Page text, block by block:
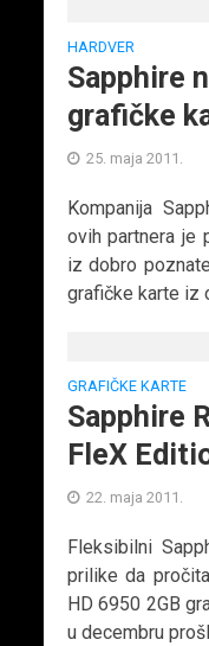
HARDVER
Sapphire
grafičke
25. maja 2011.
Kompanija
ovih partnera je
iz dobro
grafičke karte iz
GRAFIČKE KARTE
Sapphire
FleX
22. maja 2011.
Fleksibilni
prilike da
HD 6950 2GB
u decembru